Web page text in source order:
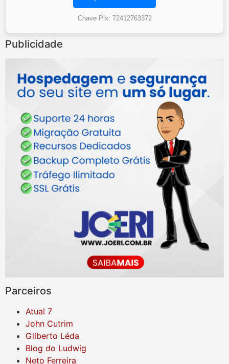
Chave Pix: 72412763372
Publicidade
Parceiros
Atual 7
John Cutrim
Gilberto Léda
Blog do Ludwig
Neto Ferreira